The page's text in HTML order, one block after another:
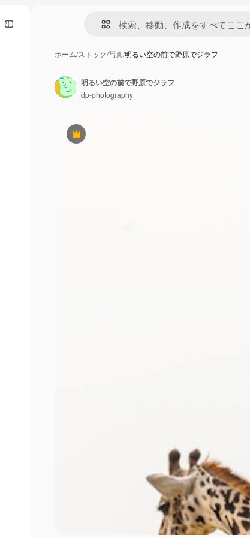
ホーム/ストック/写真/明るい空の前で野原でジラフ
Premium
明るい空の前で野原でジラフ
dp-photography